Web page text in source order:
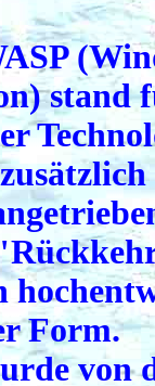
stand
Form.
von